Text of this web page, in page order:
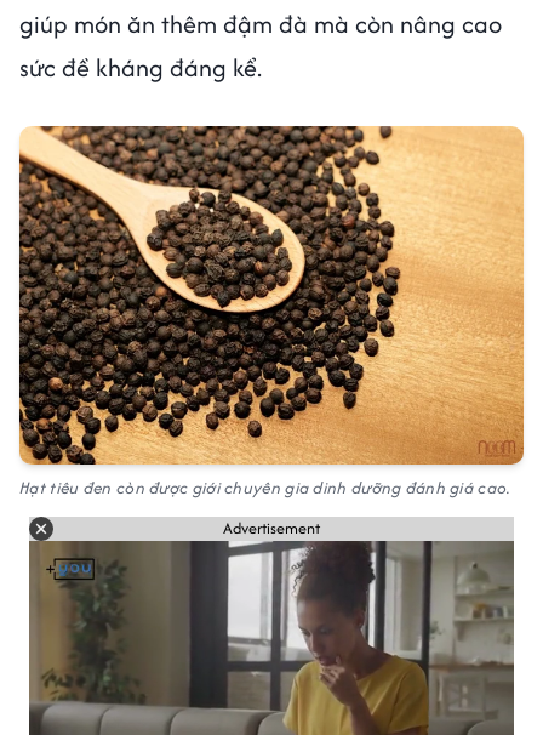
giúp món ăn thêm đậm đà mà còn nâng cao
sức đề kháng đáng kể.
Hạt tiêu đen còn được giới chuyên gia dinh dưỡng đánh giá cao.
Advertisement